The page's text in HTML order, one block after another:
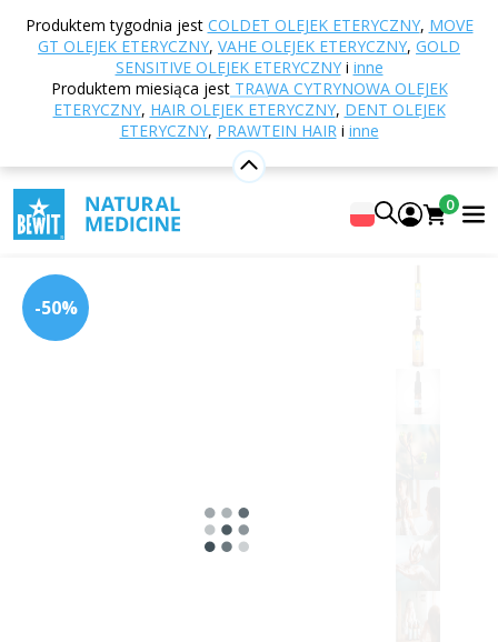
Produktem tygodnia jest COLDET OLEJEK ETERYCZNY, MOVE
GT OLEJEK ETERYCZNY, VAHE OLEJEK ETERYCZNY, GOLD
SENSITIVE OLEJEK ETERYCZNYi inne
Produktem miesiąca jest TRAWA CYTRYNOWA OLEJEK
ETERYCZNY, HAIR OLEJEK ETERYCZNY, DENT OLEJEK
ETERYCZNY, PRAWTEIN HAIRi inne
0
Strona główna
Pielęgnacja skóry
Odżywcze serum do skóry
GOLD SERUM
Złote serum rewitalizujące
5 Pokaż 98 recenzji
-50%